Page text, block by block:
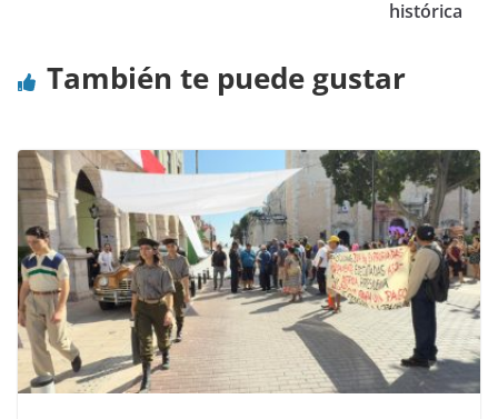
histórica
También te puede gustar